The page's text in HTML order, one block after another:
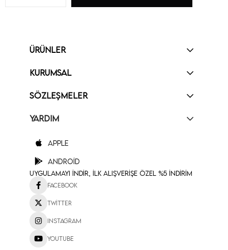
ÜRÜNLER
KURUMSAL
SÖZLEŞMELER
YARDIM
Apple
Android
Uygulamayı İndir, İlk Alışverişe Özel %5 İndirim
Facebook
Twitter
Instagram
Youtube